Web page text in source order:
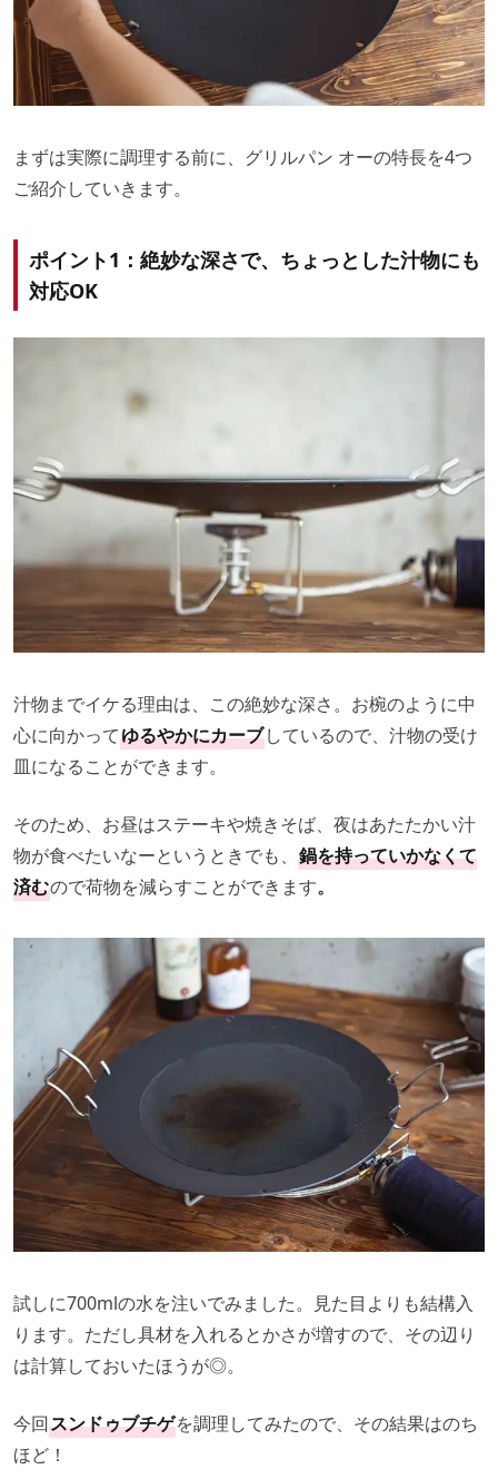
まずは実際に調理する前に、グリルパン オーの特長を4つ
ご紹介していきます。
ポイント1：絶妙な深さで、ちょっとした汁物にも
対応OK
汁物までイケる理由は、この絶妙な深さ。お椀のように中
心に向かってゆるやかにカーブしているので、汁物の受け
皿になることができます。
そのため、お昼はステーキや焼きそば、夜はあたたかい汁
物が食べたいなーというときでも、 鍋を持っていかなくて
済むので荷物を減らすことができます。
試しに700mlの水を注いでみました。見た目よりも結構入
ります。ただし具材を入れるとかさが増すので、その辺り
は計算しておいたほうが◎。
今回スンドゥブチゲを調理してみたので、その結果はのち
ほど！